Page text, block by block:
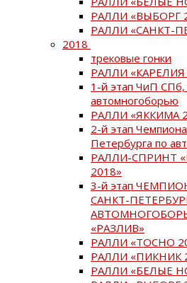
РАЛЛИ «ВЫБОРГ
РАЛЛИ «САНКТ-
2018
трековые гонки
РАЛЛИ «КАРЕЛИЯ
1-й этап ЧиП
автомногоборью
РАЛЛИ «ЯККИМА
2-й этап
Петербурга по
РАЛЛИ-СПРИНТ
2018»
3-й этап
САНКТ-
«РАЗЛИВ»
РАЛЛИ «ТОСНО
РАЛЛИ «ПИКНИК
РАЛЛИ «БЕЛЫЕ